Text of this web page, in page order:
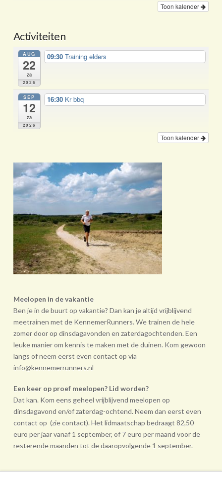
Toon kalender
Activiteiten
AUG
22
za
2026
09:30Training elders
SEP
12
za
2026
16:30 Kr bbq
Toon kalender
Meelopen in de vakantie
Ben je in de buurt op vakantie? Dan kan je altijd vrijblijvend
meetrainen met de KennemerRunners. We trainen de hele
zomer door op dinsdagavonden en zaterdagochtenden. Een
leuke manier om kennis te maken met de duinen. Kom gewoon
langs of neem eerst even contact op via
info@kennemerrunners.nl
Een keer op proef meelopen? Lid worden?
Dat kan. Kom eens geheel vrij­blijvend meelopen op
dinsdagavond en/of zaterdag-ochtend. Neem dan eerst even
contact op (zie contact). Het lidmaatschap bedraagt 82,50
euro per jaar vanaf 1 september, of 7 euro per maand voor de
resterende maanden tot de daarop­volgende 1 september.